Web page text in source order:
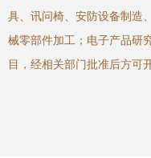
具、讯问椅、安防设备制造
械零部件加工；电子产品研
目，经相关部门批准后方可